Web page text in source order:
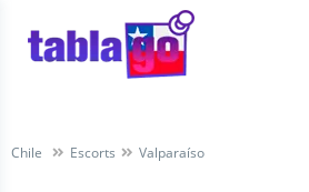
Chile Escorts Valparaíso